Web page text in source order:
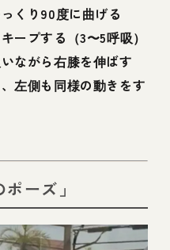
くり90度に曲げる
ープする（3〜5呼吸）
ながら右膝を伸ばす
左側も同様の動きをす
ーズ」